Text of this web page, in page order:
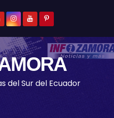
del Sur del Ecuador